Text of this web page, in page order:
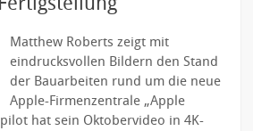
Matthew Roberts zeigt mit
eindrucksvollen Bildern den Stand
der Bauarbeiten rund um die neue
Apple-Firmenzentrale „Apple
hat sein Oktobervideo in 4K-